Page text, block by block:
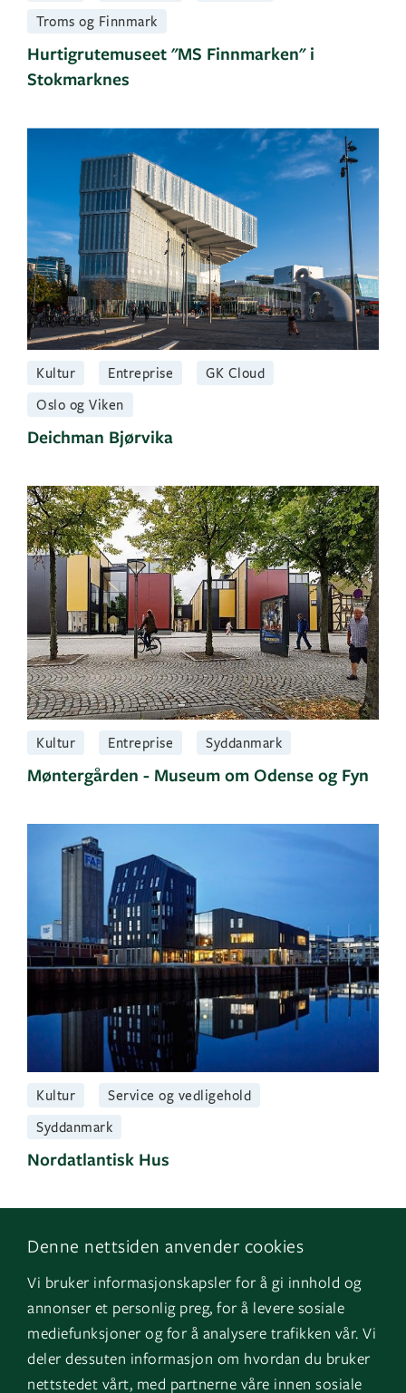
Denne nettsiden anvender cookies
Vi bruker informasjonskapsler for å gi innhold og
annonser et personlig preg, for å levere sosiale
mediefunksjoner og for å analysere trafikken vår. Vi
deler dessuten informasjon om hvordan du bruker
nettstedet vårt, med partnerne våre innen sosiale
Filter
Vælg byggetype
Troms og Finnmark
Hurtigrutemuseet "MS Finnmarken" i
Stokmarknes
Kultur Entreprise
GK Cloud
Oslo og Viken
Deichman Bjørvika
Kultur Entreprise Syddanmark
Møntergården - Museum om Odense og Fyn
Kultur
Service og vedligehold
Syddanmark
Nordatlantisk Hus
Følg os
Facebook
LinkedIn
Instagram
Naviger
Kontakt os
Vores tjenester
Referencer